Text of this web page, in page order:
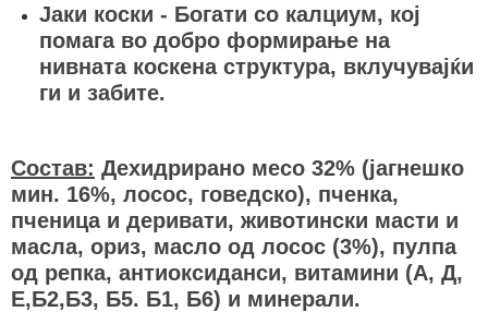
Јаки коски - Богати со калциум, кој
помага во добро формирање на
нивната коскена структура, вклучувајќи
ги и забите.
Состав: Дехидрирано месо 32% (јагнешко
мин. 16%, лосос, говедско), пченка,
пченица и деривати, животински масти и
масла, ориз, масло од лосос (3%), пулпа
од репка, антиоксиданси, витамини (А, Д,
Е,Б2,Б3, Б5. Б1, Б6) и минерали.